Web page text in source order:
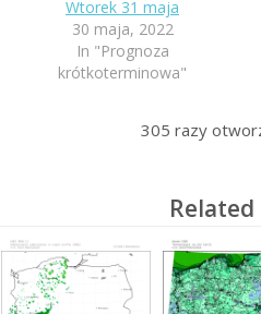
Wtorek 31 maja
30 maja, 2022
In "Prognoza
krótkoterminowa"
305 razy
Related